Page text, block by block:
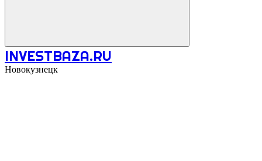
INVESTBAZA.RU
Новокузнецк